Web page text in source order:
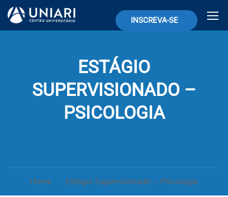
INSCREVA-SE
ESTÁGIO
SUPERVISIONADO –
PSICOLOGIA
Home Estágio Supervisionado – Psicologia